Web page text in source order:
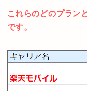
これらのどのプラン
です。